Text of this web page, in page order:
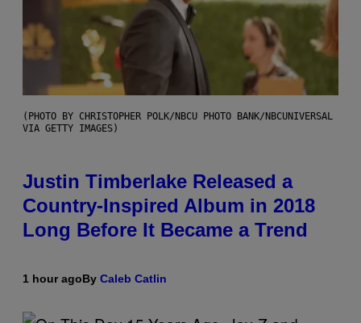
(PHOTO BY CHRISTOPHER POLK/NBCU PHOTO BANK/NBCUNIVERSAL
VIA GETTY IMAGES)
Justin Timberlake Released a
Country-Inspired Album in 2018
Long Before It Became a Trend
1 hour agoBy Caleb Catlin